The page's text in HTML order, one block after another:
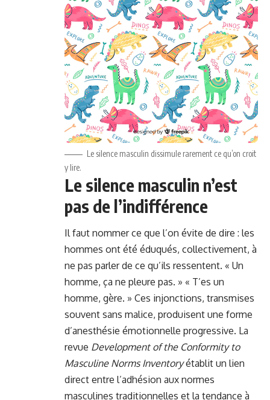
Le silence masculin dissimule rarement ce qu’on croit
y lire.
Le silence masculin n’est
pas de l’indifférence
Il faut nommer ce que l’on évite de dire : les
hommes ont été éduqués, collectivement, à
ne pas parler de ce qu’ils ressentent. « Un
homme, ça ne pleure pas. » « T’es un
homme, gère. » Ces injonctions, transmises
souvent sans malice, produisent une forme
d’anesthésie émotionnelle progressive. La
revue Development of the Conformity to
Masculine Norms Inventoryétablit un lien
direct entre l’adhésion aux normes
masculines traditionnelles et la tendance à